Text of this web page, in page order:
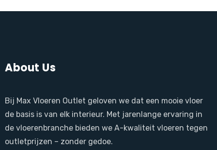
About Us
Bij Max Vloeren Outlet geloven we dat een mooie vloer
de basis is van elk interieur. Met jarenlange ervaring in
de vloerenbranche bieden we A-kwaliteit vloeren tegen
outletprijzen – zonder gedoe.